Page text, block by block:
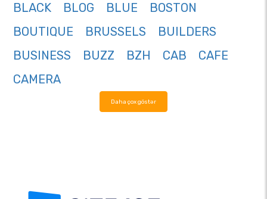
BLACK
BLOG BLUE
BOSTON
BOUTIQUE
BRUSSELS
BUILDERS
BUSINESS
BUZZ BZH CAB
CAFE
CAMERA
Daha çox göstər